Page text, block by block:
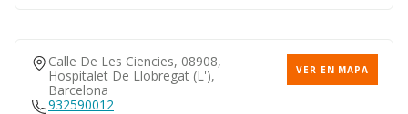
Calle De Les Ciencies, 08908,
Hospitalet De Llobregat (l'),
Barcelona
VER EN MAPA
932590012